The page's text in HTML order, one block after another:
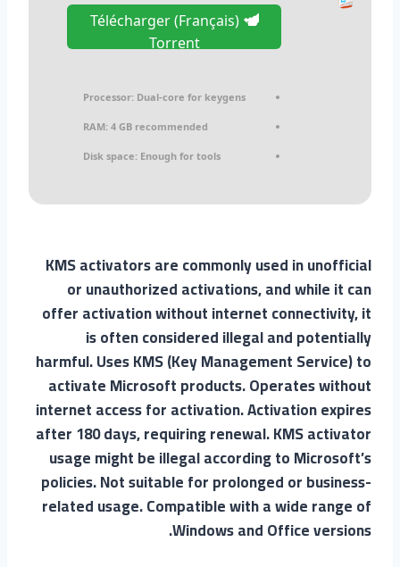
Télécharger (Français)
Torrent
Processor: Dual-core for keygens
RAM: 4 GB recommended
Disk space: Enough for tools
KMS activators are commonly used in unofficial
or unauthorized activations, and while it can
offer activation without internet connectivity, it
is often considered illegal and potentially
harmful. Uses KMS (Key Management Service) to
activate Microsoft products. Operates without
internet access for activation. Activation expires
after 180 days, requiring renewal. KMS activator
usage might be illegal according to Microsoft’s
policies. Not suitable for prolonged or business-
related usage. Compatible with a wide range of
Windows and Office versions.